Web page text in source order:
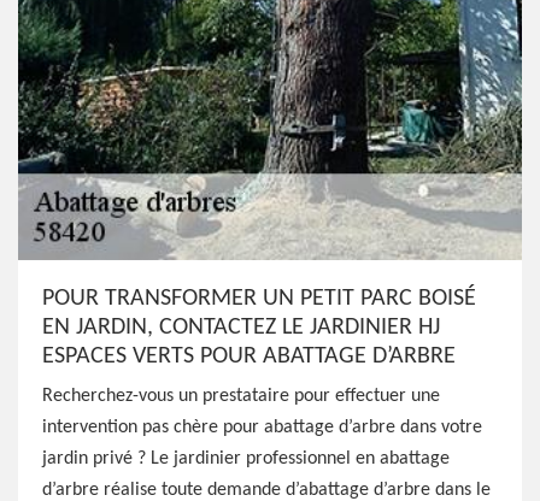
POUR TRANSFORMER UN PETIT PARC BOISÉ
EN JARDIN, CONTACTEZ LE JARDINIER HJ
ESPACES VERTS POUR ABATTAGE D’ARBRE
Recherchez-vous un prestataire pour effectuer une
intervention pas chère pour abattage d’arbre dans votre
jardin privé ? Le jardinier professionnel en abattage
d’arbre réalise toute demande d’abattage d’arbre dans le